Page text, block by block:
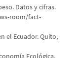
Datos y cifras.
room/fact-
el Ecuador. Quito,
Ecológica.